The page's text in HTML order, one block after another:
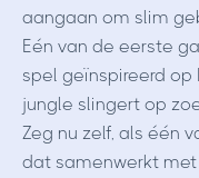
aangaan om slim
Eén van de eerste
spel geïnspireerd op
jungle slingert op
Zeg nu zelf, als één
dat samenwerkt